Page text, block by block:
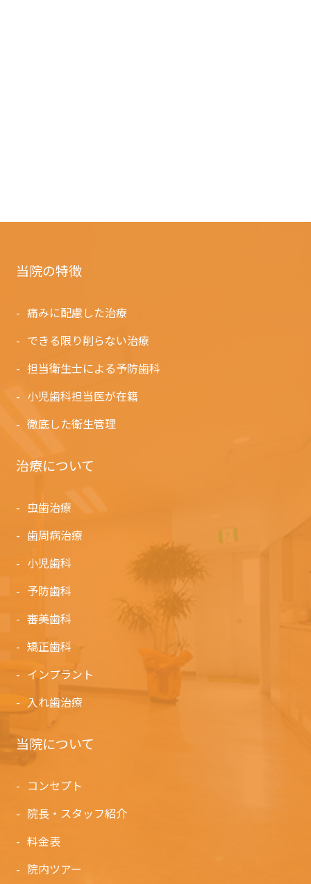
当院の特徴
痛みに配慮した治療
できる限り削らない治療
担当衛生士による予防歯科
小児歯科担当医が在籍
徹底した衛生管理
治療について
虫歯治療
歯周病治療
小児歯科
予防歯科
審美歯科
矯正歯科
インプラント
入れ歯治療
当院について
コンセプト
院長・スタッフ紹介
料金表
院内ツアー